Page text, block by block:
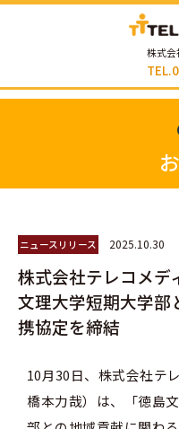
株式会
ニュースリリース 2025.10.30
株式会社テレコメデ
文理大学短期大学部
携協定を締結
10月30日、株式会社テ
橋本力哉）は、「徳島